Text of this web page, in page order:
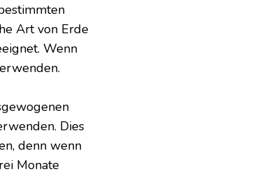
Art von Erde
Wenn
Dies
denn wenn
Monate